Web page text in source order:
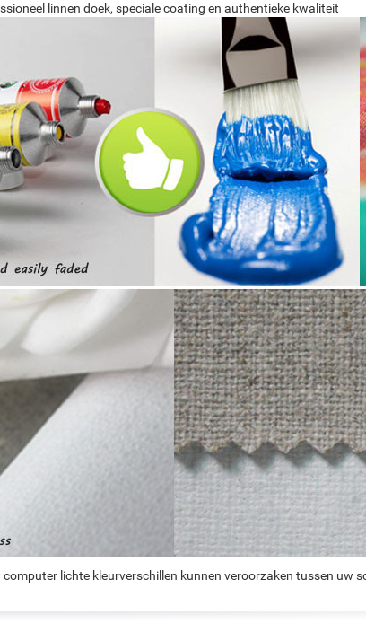
linnen doek, speciale coating en authentieke kwaliteit
lichte kleurverschillen kunnen veroorzaken tussen uw